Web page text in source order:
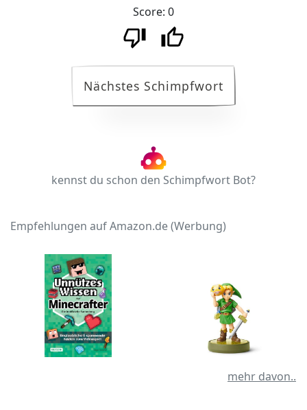
Score: 0
Nächstes Schimpfwort
kennst du schon den Schimpfwort Bot?
Empfehlungen auf Amazon.de (Werbung)
mehr davon..